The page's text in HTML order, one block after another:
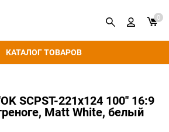
КАТАЛОГ ТОВАРОВ
0
SCPST-221x124 100'' 16:9
Matt White, белый